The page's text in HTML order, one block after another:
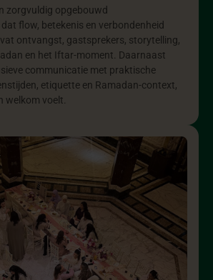
zorgvuldig opgebouwd
flow, betekenis en verbondenheid
ontvangst, gastsprekers, storytelling,
en het Iftar-moment. Daarnaast
communicatie met praktische
etiquette en Ramadan-context,
welkom voelt.